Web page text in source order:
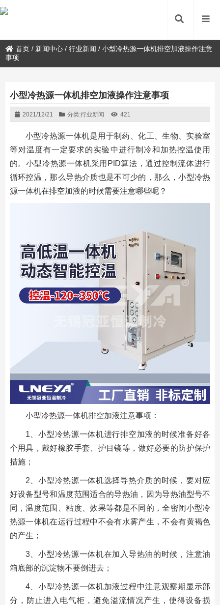
首页 / 新闻中心 /行业新闻 /小型冷热源一体机排空加液操作注意
事项
小型冷热源一体机排空加液操作注意事项
2021/12/21 分类:行业新闻 421
小型冷热源一体机是用于制药、化工、生物、实验室
等对温度有一定要求的实验中进行制冷和加热控温使用
的。小型冷热源一体机采用PID算法，通过控制流体进行
循环控温，那么导热介质也是不可少的，那么，小型冷热
源一体机在排空加液的时候需要注意哪些呢？
小型冷热源一体机排空加液注意事项：
1、小型冷热源一体机进行排空加液的时候准备好各
个用具，戴好橡胶手套、护目镜等，做好必要的防护保护
措施；
2、小型冷热源一体机选择导热介质的时候，要对应
好设备型号和温度范围适合的导热油，因为导热油型号不
同，温度范围、粘度、效果等都是不同的，全密闭小型冷
热源一体机在运行过程中不会有水雾产生，不会有黄褐色
的产生；
3、小型冷热源一体机在加入导热油的时候，注意油
箱底部的沉淀物不要倒进去；
4、小型冷热源一体机加液过程中注意观察期显示部
分，防止进入电气柜，避免溢流情况产生，使得设备损